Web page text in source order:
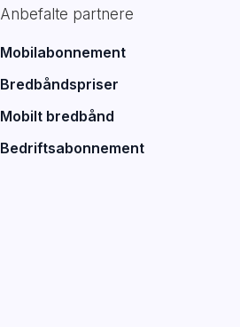
Anbefalte partnere
Mobilabonnement
Bredbåndspriser
Mobilt bredbånd
Bedriftsabonnement